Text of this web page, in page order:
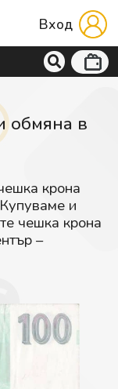
Вход
обмяна в
крона
и
чешка крона
–